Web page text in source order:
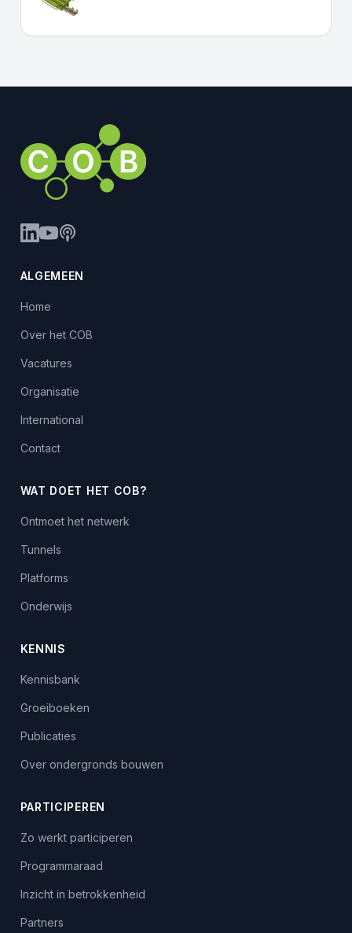
ALGEMEEN
Home
Over het COB
Vacatures
Organisatie
International
Contact
WAT DOET HET COB?
Ontmoet het netwerk
Tunnels
Platforms
Onderwijs
KENNIS
Kennisbank
Groeiboeken
Publicaties
Over ondergronds bouwen
PARTICIPEREN
Zo werkt participeren
Programmaraad
Inzicht in betrokkenheid
Partners